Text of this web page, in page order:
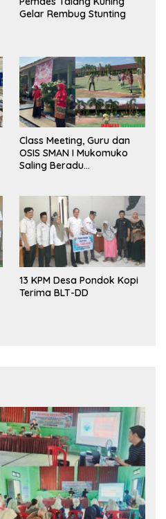
Gelar Rembug Stunting
Class Meeting, Guru dan
OSIS SMAN I Mukomuko
Saling Beradu
13 KPM Desa Pondok Kopi
Terima BLT-DD